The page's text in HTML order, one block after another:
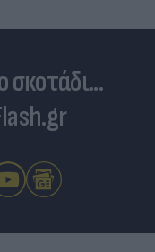
σκοτάδι...